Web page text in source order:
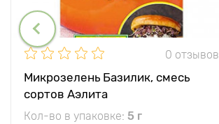
0 отзывов
Микрозелень Базилик, смесь
сортов Аэлита
Кол-во в упаковке: 5 г